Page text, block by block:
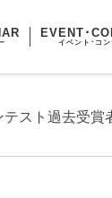
EVENT･
イベント･コン
スト過去受賞